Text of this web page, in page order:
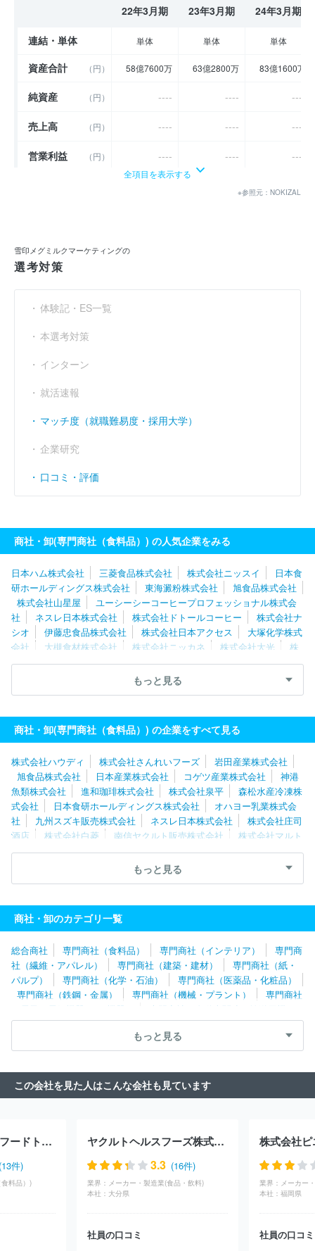
22年3月期 23年3月期 24年3月期
連結・単体 単体 単体 単体
資産合計 （円） 58億7600万 63億2800万 83億1600万
純資産 （円） ---- ---- ----
売上高 （円） ---- ---- ----
営業利益 （円） ---- ---- ----
売上伸び率
経常利益率
全項目を表示する
※参照元：NOKIZAL
雪印メグミルクマーケティングの
選考対策
体験記・ES一覧
本選考対策
インターン
就活速報
マッチ度（就職難易度・採用大学）
企業研究
口コミ・評価
商社・卸(専門商社（食料品）) の人気企業をみる
日本ハム株式会社 三菱食品株式会社 株式会社ニッスイ
日本食
研ホールディングス株式会社
東海澱粉株式会社
旭食品株式会社
株式会社山星屋
ユーシーシーコーヒープロフェッショナル株式会
社
ネスレ日本株式会社 株式会社ドトールコーヒー
株式会社ナ
シオ
伊藤忠食品株式会社 株式会社日本アクセス
大塚化学株式
会社
大槻食材株式会社 株式会社ニッカネ 株式会社大光
株
式会社マルイチ産商
東洋冷蔵株式会社
株式会社ナリコマエンタ
株式会社庄司酒店 株式会社極洋
東京青果株式会
社
ディス
北海道酒類販売株式会社
もっと見る
商社・卸(専門商社（食料品）) の企業をすべて見る
株式会社ハウディ 株式会社さんれいフーズ
岩田産業株式会社
旭食品株式会社
日本産業株式会社 コゲツ産業株式会社
神港
魚類株式会社
進和珈琲株式会社 株式会社泉平
森松水産冷凍株
式会社
日本食研ホールディングス株式会社
オハヨー乳業株式会
社
九州スズキ販売株式会社 ネスレ日本株式会社
株式会社庄司
酒店
株式会社白菱 南信ヤクルト販売株式会社
株式会社マルト
水谷
大和産業株式会社 株式会社大光 株式会社名給
名古屋
株式会社昭和
株式会
社トーカン
海澱粉株式会社
北陸コカ・コーラボトリング株式会社
株式会社
大水
株式会社Ｒ＆Ｃながの青果
ハム株式会社
エンド商事株式会社
株式会社ナリコマエンタープ
ライズ
小川珈琲株式会社 伊藤忠食品株式会社
株式会社マキシ
ム
株式会社マルイチ産商 中部水産株式会社
名古屋エアケータ
リング株式会社
総合食品エスイー株式会社
岐阜中央青果株式会
株式会社十文字チキンカンパニー
会社京樽分割会社
双日食料株式会社 株式会社ぬ利彦
三幸食品
株式会社
デリア食品株式会社 株式会社八千代ポートリー
会社ＮＩＧＩＴＡ
株式会社ベジテック
ベンダーサービス株式会
社
株式会社坂口
ユーシーシーコーヒープロフェッショナル株式
会社
ニチモウ株式会社 株式会社ペッパーフードサービス
株式
会社河内屋ジェノス
株式会社日本アクセス
ス
株式会社ミツハシ 株式会社日京クリエイト
株式会社ニチレ
株式会社ドトールコーヒー
ＪＡ全農
もっと見る
商社・卸のカテゴリ一覧
総合商社 専門商社（食料品） 専門商社（インテリア）
専門商
社（繊維・アパレル）
専門商社（建築・建材）
専門商社（紙・
パルプ）
専門商社（化学・石油）
専門商社（医薬品・化粧品）
専門商社（鉄鋼・金属）
専門商社（機械・プラント）
専門商社
（電子・電気機器・OA機器）
専門商社（自動車関連・輸送用機
器）
専門商社（医療機器）
専門商社（文具・事務用品・日用
専門商社（スポーツ・レジャー用品） 専門商社（その他）
もっと見る
この会社を見た人はこんな会社も見ています
国分フレッシュ・フードトランス株式会社
件)
料品）)
ヤクルトヘルスフーズ株式会社
3.3 (16件)
業界： メーカー・製造業(食品・飲料)
本社： 大分県
社員の口コミ
株式会社
業界： メーカー
本社： 福岡県
社員の口コミ